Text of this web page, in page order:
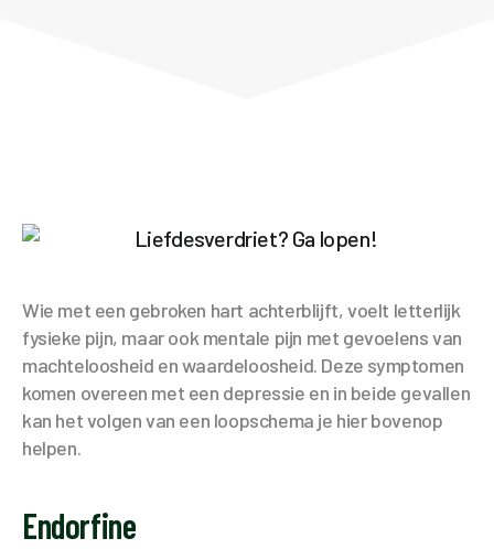
Wie met een gebroken hart achterblijft, voelt letterlijk
fysieke pijn, maar ook mentale pijn met gevoelens van
machteloosheid en waardeloosheid. Deze symptomen
komen overeen met een depressie en in beide gevallen
kan het volgen van een loopschema je hier bovenop
helpen.
Endorfine